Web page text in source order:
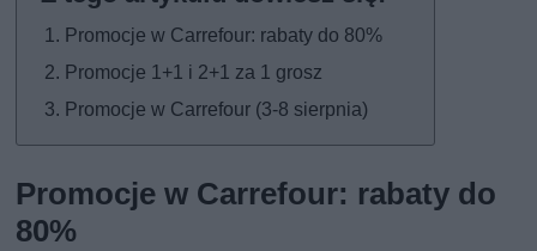
Promocje w Carrefour: rabaty do 80%
Promocje 1+1 i 2+1 za 1 grosz
Promocje w Carrefour (3-8 sierpnia)
Promocje w Carrefour: rabaty do
80%